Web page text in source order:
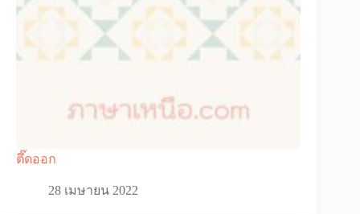
ตึ๊ดออก
28 เมษายน 2022